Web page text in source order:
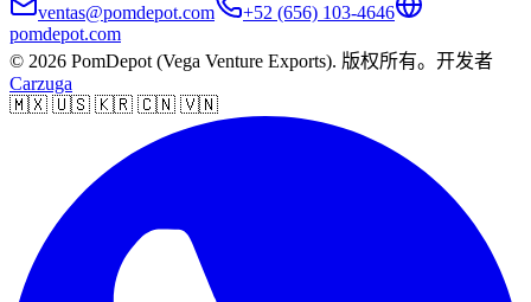
ventas@pomdepot.com
+52 (656) 103-4646
pomdepot.com
© 2026 PomDepot (Vega Venture Exports). 版权所有。 开发者
Carzuga
🇲🇽 🇺🇸 🇰🇷 🇨🇳 🇻🇳